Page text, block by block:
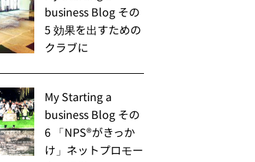
business Blog その
5 効果を出すための
クラブに
My Starting a
business Blog その
6 「NPS®️がきっか
け」ネットプロモー